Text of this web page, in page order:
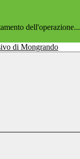
dell'operazione...